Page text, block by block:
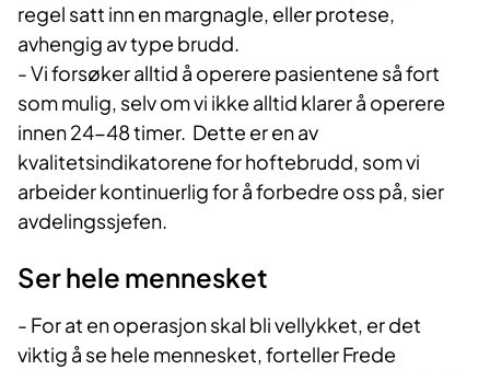
regel satt inn en margnagle, eller protese,
avhengig av type brudd.
- Vi forsøker alltid å operere pasientene så fort
som mulig, selv om vi ikke alltid klarer å operere
innen 24-48 timer. Dette er en av
kvalitetsindikatorene for hoftebrudd, som vi
arbeider kontinuerlig for å forbedre oss på, sier
avdelingssjefen.
Ser hele mennesket
- For at en operasjon skal bli vellykket, er det
viktig å se hele mennesket, forteller Frede